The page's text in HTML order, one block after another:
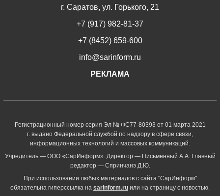
г. Саратов, ул. Горького, 21
+7 (917) 982-81-37
+7 (8452) 659-600
info@sarinform.ru
РЕКЛАМА
Регистрационный номер серия Эл № ФС77-80393 от 01 марта 2021
г. выдано Федеральной службой по надзору в сфере связи,
информационных технологий и массовых коммуникаций.
Учредитель — ООО «СарИнформ». Директор — Письменный А.А. Главный
редактор — Спринчанэ Д.Ю.
При использовании любых материалов с сайта "СарИнформ"
обязательна гиперссылка на sarinform.ru или на страницу с новостью.